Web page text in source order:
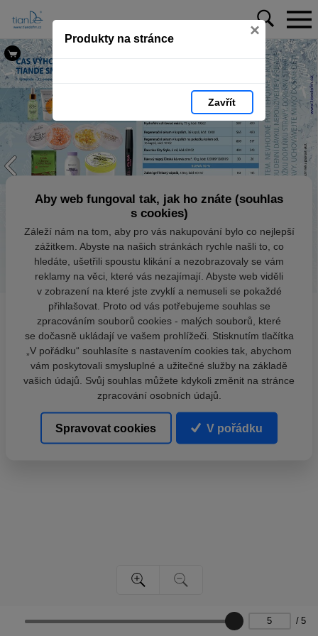
Produkty na stránce ×
Zavřít
/ 5
Aby web fungoval tak, jak ho znáte (souhlas
s cookies)
Záleží nám na tom, aby pro vás nakupování bylo co nejlepší
zážitkem. Abyste na našich stránkách rychle našli to, co
hledáte, ušetřili spoustu klikání a nezobrazovaly se vám
reklamy na věci, které vás nezajímají. Abyste web viděli
v zobrazení na které jste zvyklí a nemuseli se pokaždé
přihlašovat. Proto od vás potřebujeme souhlas se
zpracováním souborů cookies - malých souborů, které
se dočasně ukládají ve vašem prohlížeči. Stisknutím tlačítka
„V pořádku“ souhlasíte s nastavením cookies tak, abychom
vám poskytovali smysluplné a užitečné služby na základě
vašich údajů. Svůj souhlas můžete kdykoli změnit na stránce
zpracování osobních údajů.
Spravovat cookies V pořádku